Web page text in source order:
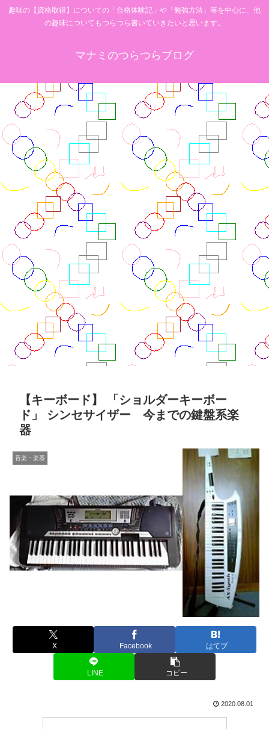
趣味の【資格取得】についての「合格体験記」や「勉強方法」等を中心に、他
の趣味についてもつらつら書いていきたいと思います。
マナミのつらつらブログ
【キーボード】 「ショルダーキーボー
ド」 シンセサイザー 今までの鍵盤系楽
器
音楽・楽器
X Facebook はてブ
LINE コピー
2020.08.01